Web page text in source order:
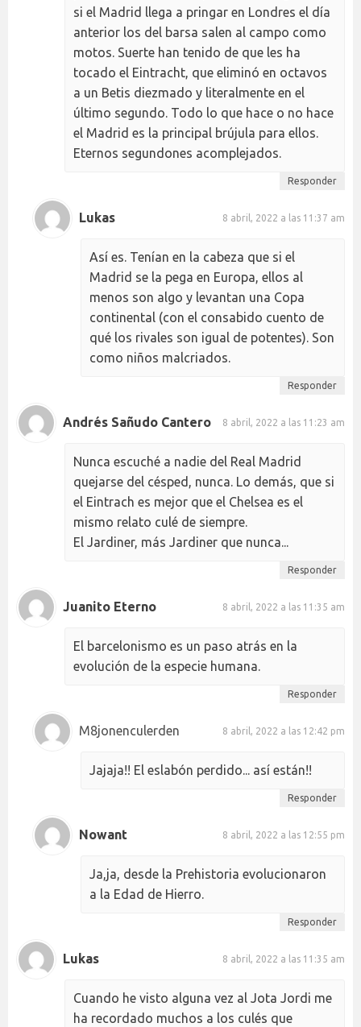
si el Madrid llega a pringar en Londres el día
anterior los del barsa salen al campo como
motos. Suerte han tenido de que les ha
tocado el Eintracht, que eliminó en octavos
a un Betis diezmado y literalmente en el
último segundo. Todo lo que hace o no hace
el Madrid es la principal brújula para ellos.
Eternos segundones acomplejados.
Responder
Lukas 8 abril, 2022 a las 11:37 am
Así es. Tenían en la cabeza que si el
Madrid se la pega en Europa, ellos al
menos son algo y levantan una Copa
continental (con el consabido cuento de
qué los rivales son igual de potentes). Son
como niños malcriados.
Responder
Andrés Sañudo Cantero 8 abril, 2022 a las 11:23 am
Nunca escuché a nadie del Real Madrid
quejarse del césped, nunca. Lo demás, que si
el Eintrach es mejor que el Chelsea es el
mismo relato culé de siempre.
El Jardiner, más Jardiner que nunca...
Responder
Juanito Eterno 8 abril, 2022 a las 11:35 am
El barcelonismo es un paso atrás en la
evolución de la especie humana.
Responder
M8jonenculerden 8 abril, 2022 a las 12:42 pm
Jajaja!! El eslabón perdido... así están!!
Responder
Nowant 8 abril, 2022 a las 12:55 pm
Ja,ja, desde la Prehistoria evolucionaron
a la Edad de Hierro.
Responder
Lukas 8 abril, 2022 a las 11:35 am
Cuando he visto alguna vez al Jota Jordi me
ha recordado muchos a los culés que